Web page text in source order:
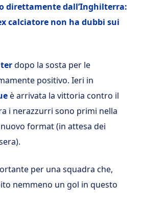
direttamente dall’Inghilterra:
calciatore non ha dubbi sui
dopo la sosta per le
positivo. Ieri in
è arrivata la vittoria contro il
i nerazzurri sono primi nella
format (in attesa dei
per una squadra che,
nemmeno un gol in questo